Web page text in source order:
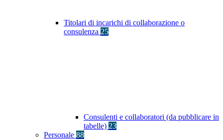
Titolari di incarichi di collaborazione o
consulenza 25
Consulenti e collaboratori (da pubblicare in
tabelle) 23
Personale 88